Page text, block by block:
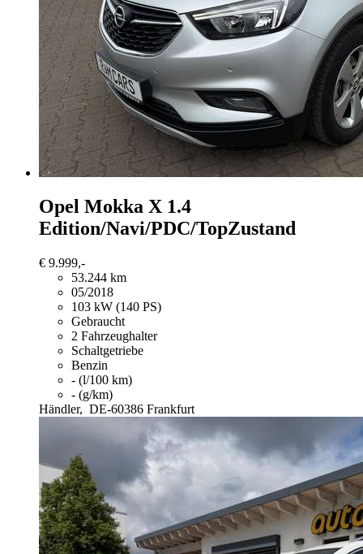
Opel Mokka X 1.4
Edition/Navi/PDC/TopZustand
€ 9.999,-
53.244 km
05/2018
103 kW (140 PS)
Gebraucht
2 Fahrzeughalter
Schaltgetriebe
Benzin
- (l/100 km)
- (g/km)
Händler, DE-60386 Frankfurt